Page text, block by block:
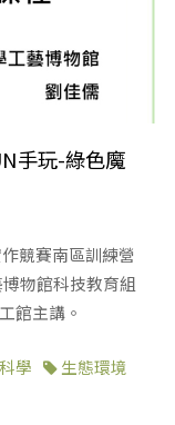
手玩-綠色魔
競賽南區訓練營
物館科技教育組
館主講。
學
生態環境